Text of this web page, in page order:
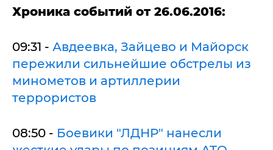
Хроника событий от 26.06.2016:
09:31 - Авдеевка, Зайцево и Майорск
пережили сильнейшие обстрелы из
минометов и артиллерии
террористов
08:50 - Боевики "ЛДНР" нанесли